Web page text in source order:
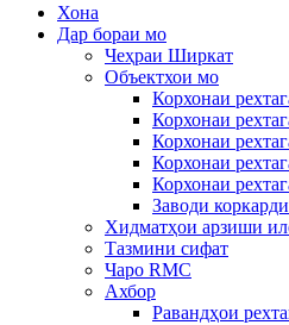
Хона
Дар бораи мо
Чеҳраи Ширкат
Объектхои мо
Корхонаи
Корхонаи
Корхонаи
Корхонаи
Корхонаи
Заводи
Хидматҳои арзиши
Тазмини сифат
Чаро RMC
Ахбор
Равандҳои